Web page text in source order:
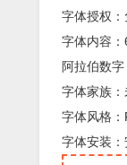
字体授权
字体内容
阿拉伯数字
字体家族：
字体风格
字体安装：